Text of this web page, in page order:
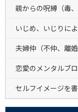
親からの呪縛（毒
いじめ、いじりに
夫婦仲（不仲、離
恋愛のメンタルブ
セルフイメージを